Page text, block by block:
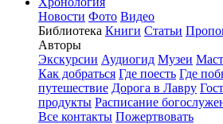
Новости Фото Видео
Библиотека Книги Статьи
Авторы
Экскурсии Аудиогид Музеи
Как добраться Где поесть Где
путешествие Дорога в Лавру
продукты Расписание
Все контакты Пожертвовать